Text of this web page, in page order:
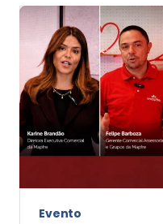
Evento